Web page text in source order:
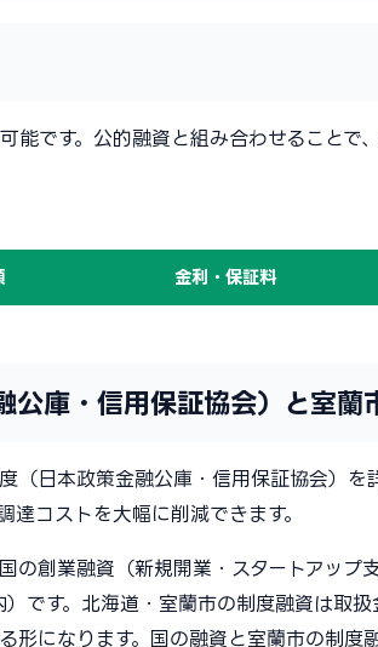
能です。公的融資と組み合わせることで
金利・保証料
公庫・信用保証協会）と室蘭
（日本政策金融公庫・信用保証協会）を
コストを大幅に削減できます。
国の創業融資（新規開業・スタートアップ
）です。北海道・室蘭市の制度融資は取
形になります。国の融資と室蘭市の制度